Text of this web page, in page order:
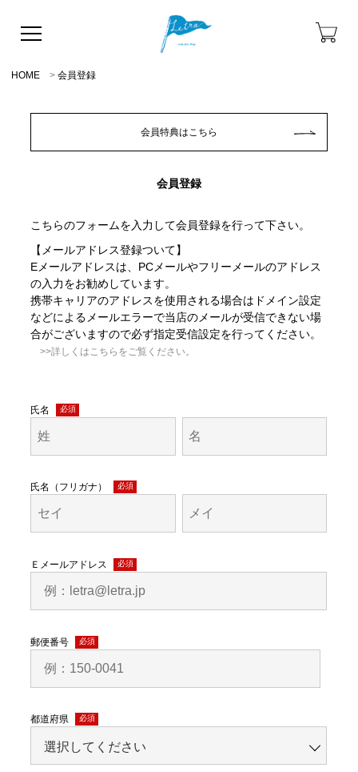
HOME 会員登録
会員特典はこちら
会員登録
こちらのフォームを入力して会員登録を行って下さい。
【メールアドレス登録ついて】
Eメールアドレスは、PCメールやフリーメールのアドレス
の入力をお勧めしています。
携帯キャリアのアドレスを使用される場合はドメイン設定
などによるメールエラーで当店のメールが受信できない場
合がございますので必ず指定受信設定を行ってください。
>>詳しくはこちらをご覧ください。
氏名
(必
氏名（フリガナ）
(必
Ｅメールアドレス
(必
須)
郵便番号
(必
須)
都道府県
(必
須)